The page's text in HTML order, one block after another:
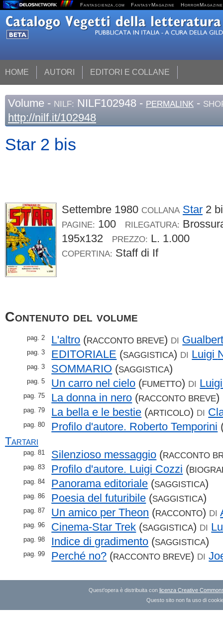
Fantascienza.com FantasyMagazine HorrorMagazine
HOME AUTORI EDITORI E COLLANE
Volume - NILF: NILF102948 - PERMALINK -
http://nilf.it/102948
Star 2 bis
Settembre 1980 COLLANA Star 2
PAGINE: 100 RILEGATURA:
195x132
PREZZO: L. 1.000
COPERTINA: Staff di If
Contenuto del volume
pag. 2 L'altro (RACCONTO BREVE) DI
pag. 3 EDITORIALE (SAGGISTICA) DI Luigi
pag. 3 SOMMARIO (SAGGISTICA)
pag. 5 Un carro nel cielo (FUMETTO) DI
pag. 75 La donna in nero (RACCONTO BREVE)
pag. 79 La bella e le bestie (ARTICOLO) DI
pag. 80 Profilo d'autore. Roberto Temporini
Tartari
pag. 81 Silenzioso messaggio (RACCONTO
pag. 83 Profilo d'autore. Luigi Cozzi (
pag. 84 Panorama editoriale (SAGGISTICA)
pag. 86 Poesia del futuribile (SAGGISTICA)
pag. 87 Un amico per Theon (RACCONTO) DI
pag. 96 Cinema-Star Trek (SAGGISTICA) DI
pag. 98 Indice di gradimento (SAGGISTICA)
pag. 99 Perché no? (RACCONTO BREVE) DI
Quest'opera è distribuita con licenza Creative
Questo sito non fa uso di